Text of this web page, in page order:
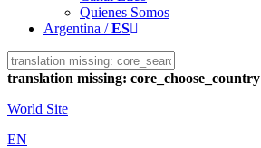
Quienes Somos
Argentina /ES
translation missing: core_choose_country
World Site
EN